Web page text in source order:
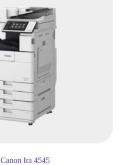
Canon Ira 4545